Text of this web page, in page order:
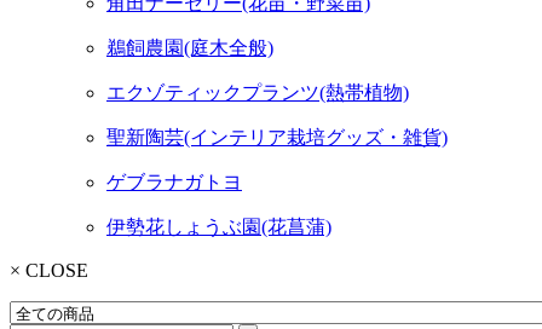
鵜飼農園(庭木全般)
エクゾティックプランツ(熱帯植物)
聖新陶芸(インテリア栽培グッズ・雑貨)
ゲブラナガトヨ
伊勢花しょうぶ園(花菖蒲)
× CLOSE